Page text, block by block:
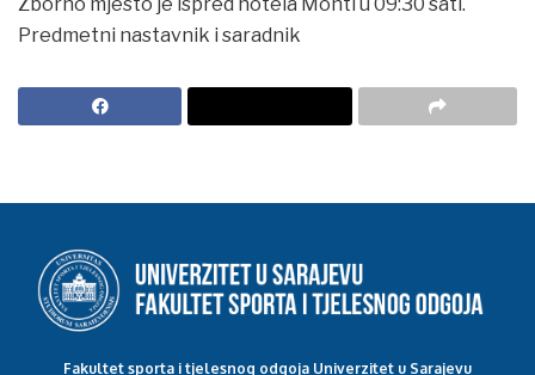
Zborno mjesto je ispred hotela Monti u 09:30 sati.
Predmetni nastavnik i saradnik
Fakultet sporta i tjelesnog odgoja Univerzitet u Sarajevu